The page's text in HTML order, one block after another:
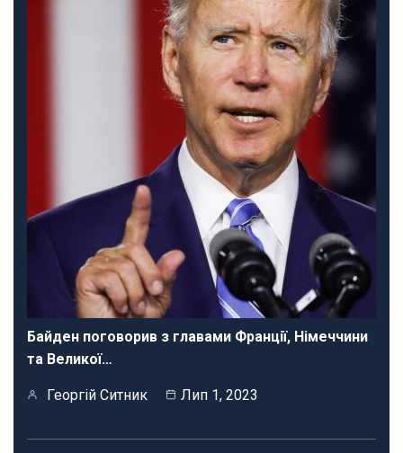
Байден поговорив з главами Франції, Німеччини
та Великої…
Георгій Ситник Лип 1, 2023